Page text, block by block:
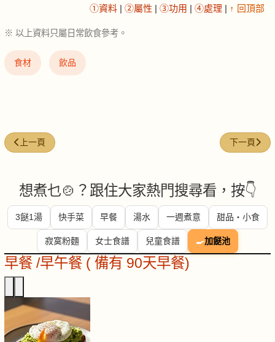
①資料 | ②屬性 | ③功用 | ④處理 | ↑ 回頂部
※ 以上資料只屬日常飲食參考。
食材 飲品
上一篇文章: 蜂蜜 (Honey)
上一頁 下一篇文
下一頁
想煮乜🍲？跟住大家熱門搜尋看，按👇
3餸1湯 快手菜 早餐 湯水 一週煮意 甜品・小食
寂寞粉麵 女士食譜 兒童食譜 🍳加餸池
早餐 /早午餐 ( 備有 90天早餐)